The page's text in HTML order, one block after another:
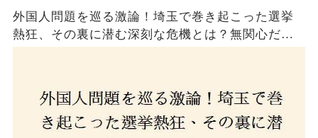
外国人問題を巡る激論！埼玉で巻き起こった選挙
熱狂、その裏に潜む深刻な危機とは？無関心だっ
はネットとSNS、それとも底知れぬ恐怖？政治に無
関心な層が動いた背景にあるものとは？